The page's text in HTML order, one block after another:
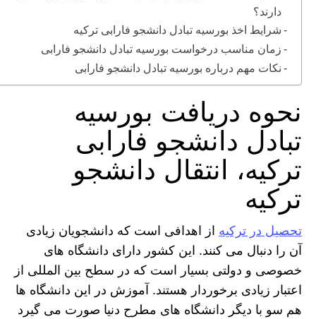
دارند؟
شرایط اخذ بورسیه تبادل دانشجو فارابی ترکیه
زمان مناسب درخواست بورسیه تبادل دانشجو فارابی
نکات مهم درباره بورسیه تبادل دانشجو فارابی
نحوه دریافت بورسیه
تبادل دانشجو فارابی
ترکیه، انتقال دانشجو
ترکیه
تحصیل در ترکیه از اهدافی است که دانشجویان زیادی
آن را دنبال می کنند. این کشور دارای دانشگاه های
خصوصی و دولتی بسیار است که در سطح بین المللی از
اعتبار زیادی برخوردار هستند. آموزش در این دانشگاه ها
هم سو با دیگر دانشگاه های مطرح دنیا صورت می گیرد